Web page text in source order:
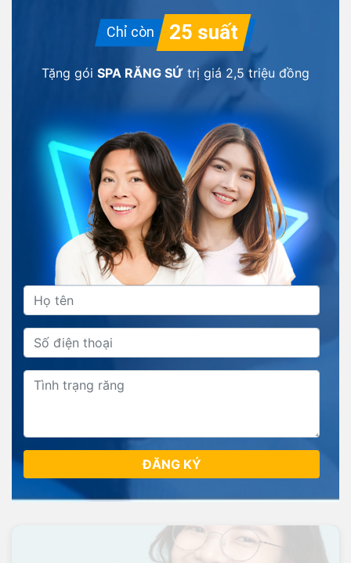
Tặng gói SPA RĂNG SỨ trị giá 2,5 triệu đồng
ĐĂNG KÝ